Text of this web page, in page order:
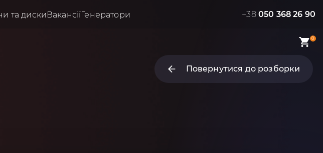
та дискиВакансіїГенератори +38 050 368 26 90
0
Повернутися до розборки